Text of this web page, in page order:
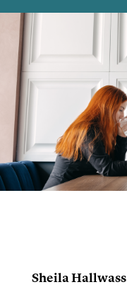
Sheila Hallwass